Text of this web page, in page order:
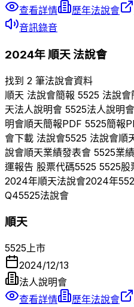
查看詳情
歷年法說會
音訊錄音
2024年順天法說會
找到 2 筆法說會資料
順天 法說會簡報 5525 法說會
天法人說明會 5525法人說明會
明會順天簡報PDF 5525簡報
會下載 法說會5525 法說會順
說會順天業績發表會 5525業
運報告 股票代碼5525 5525股
2024年順天法說會2024年
Q45525法說會
順天
5525 上市
2024/12/13
法人說明會
查看詳情
歷年法說會